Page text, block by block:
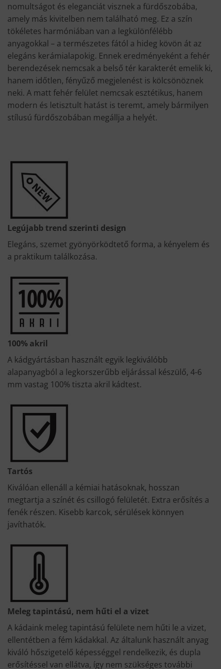
nomultságot és eleganciát visznek a fürdőszobába,
amely más kivitelben nem található meg. Ez a szín
tökéletes harmóniában van a legkülönfélébb
anyagokkal – a természetes fától a hideg kövön át az
elegáns kerámialapokig. Ennek eredményeként a fehér
berendezések nemcsak a belső tér karakterét emelik ki,
hanem időtlen, fényűző megjelenést is kölcsönöznek
neki. A matt fehér felület nemcsak esztétikus, hanem
modern és letisztult hatást is teremt, amely bármilyen
stílusú fürdőszobában megállja a helyét.
Legújabb trend szerinti design
Elegáns, szemet gyönyörködtető forma, a kényelem és
a praktikum találkozása.
100% akril
A kádgyártásban használt egyik legkiválóbb
alapanyagból a legkorszerűbb eljárással készülő, 4-6
mm vastag 100% tiszta akril kádtest.
Tartós
Kiválóan ellenáll a kémiai hatásoknak, hosszan
megtartja a színét és csillogó felületét. Extra erősítés a
fenék részen. Kisebb karcok, sérülések könnyen
javíthatók.
Meleg tapintású, nem hűti el a vizet
A kádaink meleg tapintású felülete nem hűti le a vizet,
ellentétben a fém kádakkal. Az általunk használt anyag
kiváló hőszigetelő képességgel rendelkezik, és dupla
erősítéssel van ellátva, így nem szükséges további